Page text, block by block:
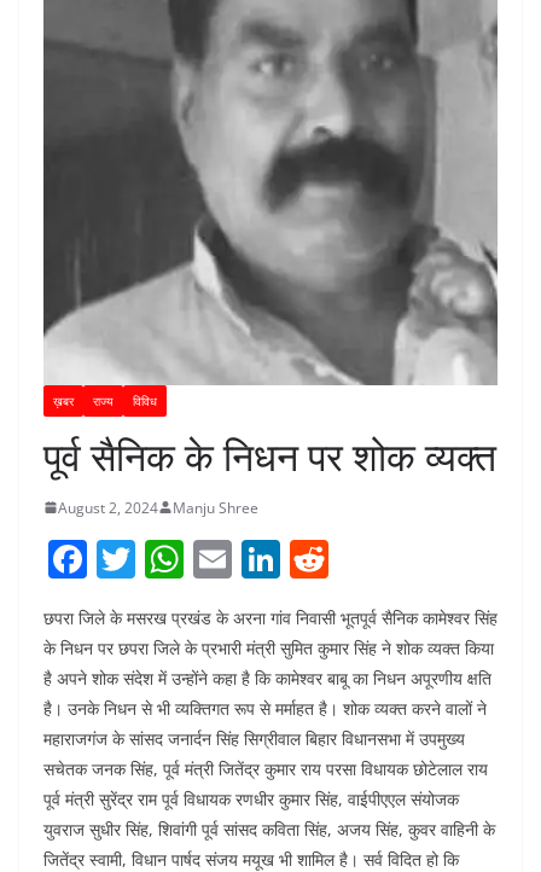
ख़बर राज्य विविध
पूर्व सैनिक के निधन पर शोक व्यक्त
August 2, 2024 Manju Shree
F
a
c
e
b
o
o
k
T
itt
er
W
h
at
s
A
p
p
E
ai
l
Li
n
k
e
dI
n
e
d
di
t
छपरा जिले के मसरख प्रखंड के अरना गांव निवासी भूतपूर्व सैनिक कामेश्वर सिंह
के निधन पर छपरा जिले के प्रभारी मंत्री सुमित कुमार सिंह ने शोक व्यक्त किया
है अपने शोक संदेश में उन्होंने कहा है कि कामेश्वर बाबू का निधन अपूरणीय क्षति
है। उनके निधन से भी व्यक्तिगत रूप से मर्माहत है। शोक व्यक्त करने वालों ने
महाराजगंज के सांसद जनार्दन सिंह सिग्रीवाल बिहार विधानसभा में उपमुख्य
सचेतक जनक सिंह, पूर्व मंत्री जितेंद्र कुमार राय परसा विधायक छोटेलाल राय
पूर्व मंत्री सुरेंद्र राम पूर्व विधायक रणधीर कुमार सिंह, वाईपीएएल संयोजक
युवराज सुधीर सिंह, शिवांगी पूर्व सांसद कविता सिंह, अजय सिंह, कुवर वाहिनी के
जितेंद्र स्वामी, विधान पार्षद संजय मयूख भी शामिल है। सर्व विदित हो कि